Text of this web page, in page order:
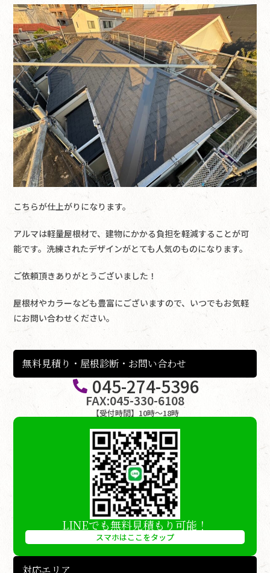
こちらが仕上がりになります。
アルマは軽量屋根材で、建物にかかる負担を軽減することが可
能です。洗練されたデザインがとても人気のものになります。
ご依頼頂きありがとうございました！
屋根材やカラーなども豊富にございますので、いつでもお気軽
にお問い合わせください。
無料見積り・屋根診断・お問い合わせ
045-274-5396
FAX:045-330-6108
【受付時間】10時〜18時
LINEでも無料見積もり可能！
スマホはここをタップ
対応エリア